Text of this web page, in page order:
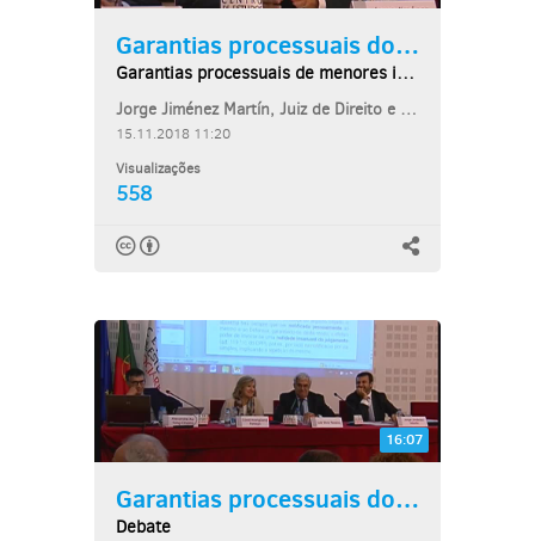
Garantias processuais dos...
Garantias processuais de menores investigados e...
Jorge Jiménez Martín, Juiz de Direito e Diretor da Escola Judicial de Barcelona
15.11.2018 11:20
Visualizações
558
16:07
Garantias processuais dos...
Debate